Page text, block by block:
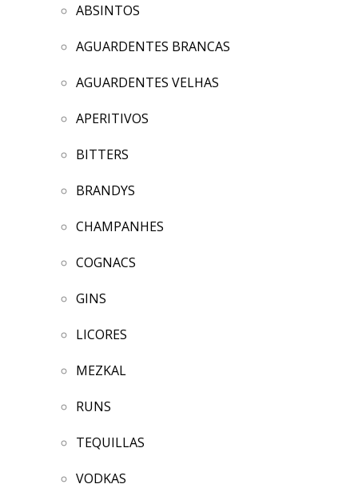
ABSINTOS
AGUARDENTES BRANCAS
AGUARDENTES VELHAS
APERITIVOS
BITTERS
BRANDYS
CHAMPANHES
COGNACS
GINS
LICORES
MEZKAL
RUNS
TEQUILLAS
VODKAS